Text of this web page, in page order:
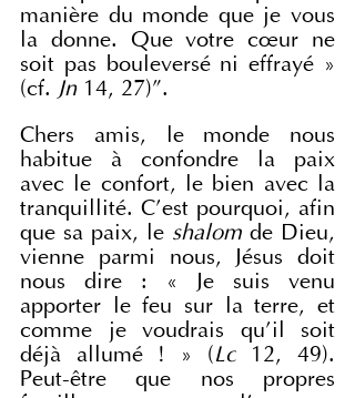
manière du monde que je vous
la donne. Que votre cœur ne
soit pas bouleversé ni effrayé »
(cf. Jn 14, 27)”.
Chers amis, le monde nous
habitue à confondre la paix
avec le confort, le bien avec la
tranquillité. C'est pourquoi, afin
que sa paix, le shalom de Dieu,
vienne parmi nous, Jésus doit
nous dire : « Je suis venu
apporter le feu sur la terre, et
comme je voudrais qu'il soit
déjà allumé ! » (Lc 12, 49).
Peut-être que nos propres